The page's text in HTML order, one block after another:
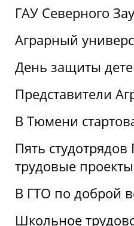
ГАУ Северного
Аграрный
День защиты
Представители
В Тюмени
Пять
трудовые проекты
В ГТО по доброй
Школьное